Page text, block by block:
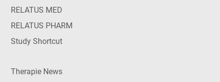
RELATUS MED
RELATUS PHARM
Study Shortcut
Therapie News